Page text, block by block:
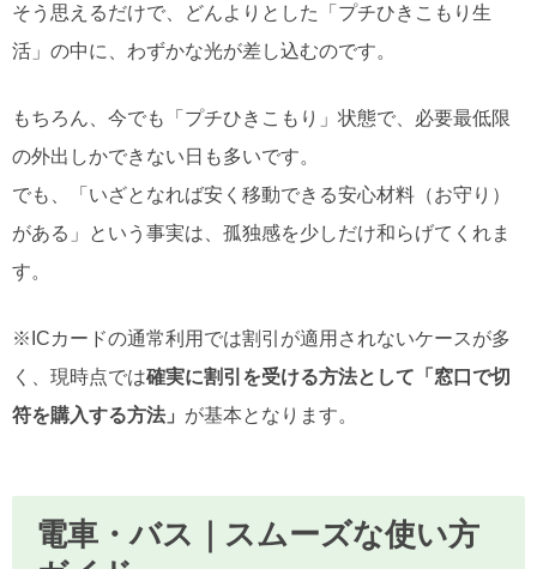
そう思えるだけで、どんよりとした「プチひきこもり生
活」の中に、わずかな光が差し込むのです。
もちろん、今でも「プチひきこもり」状態で、必要最低限
の外出しかできない日も多いです。
でも、「いざとなれば安く移動できる安心材料（お守り）
がある」という事実は、孤独感を少しだけ和らげてくれま
す。
※ICカードの通常利用では割引が適用されないケースが多
く、現時点では確実に割引を受ける方法として「窓口で切
符を購入する方法」 が基本となります。
電車・バス｜スムーズな使い方